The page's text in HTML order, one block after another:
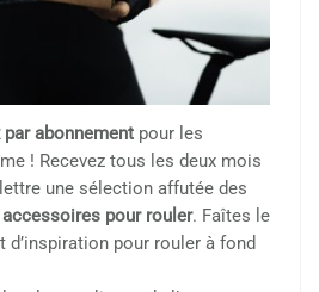
par abonnement pour les
! Recevez tous les deux mois
une sélection affutée des
pour rouler. Faîtes le
pour rouler à fond